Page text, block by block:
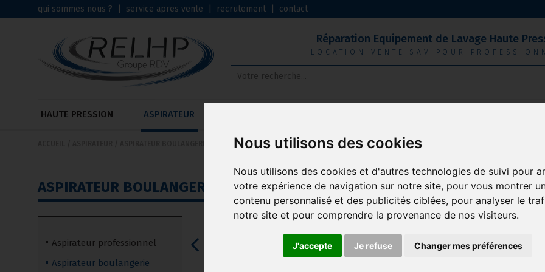
Nous utilisons des cookies
Nous utilisons des cookies et d'autres technologies de suivi pour
votre expérience de navigation sur notre site, pour vous montrer
contenu personnalisé et des publicités ciblées, pour analyser le
notre site et pour comprendre la provenance de nos visiteurs.
J'accepte Je refuse Changer mes préférences
qui sommes nous ? service apres vente recrutement contact
Réparation Equipement de Lavage Haute
LOCATION VENTE SAV POUR
HAUTE PRESSION ASPIRATEUR
ASPIRATEUR BOULANGERIE
Aspirateur professionnel
Aspirateur boulangerie
Voir les 21 produits Voir les 5 produits Voir